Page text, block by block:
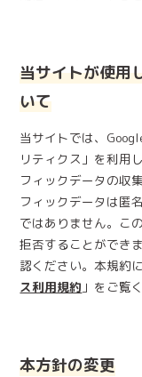
当サイトが使用
いて
当サイトでは、
リティクス」を利用
フィックデータの収
フィックデータは匿
ではありません。こ
拒否することができ
認ください。本規約
ス利用規約 」をご覧
本方針の変更